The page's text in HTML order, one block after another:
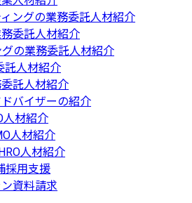
ングの業務委託人材紹介
委託人材紹介
の業務委託人材紹介
託人材紹介
託人材紹介
バイザーの紹介
人材紹介
人材紹介
人材紹介
採用支援
資料請求